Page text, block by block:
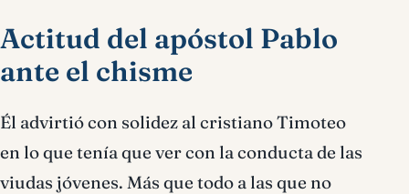
Actitud del apóstol Pablo
ante el chisme
Él advirtió con solidez al cristiano Timoteo
en lo que tenía que ver con la conducta de las
viudas jóvenes. Más que todo a las que no